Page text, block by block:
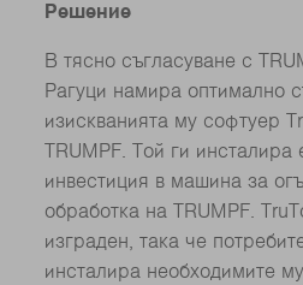
Решение
В тясно съгласуване с
Рагуци намира оптимално
изискванията му софтуер
TRUMPF. Той ги
инвестиция в машина за
обработка на TRUMPF.
изграден, така че
инсталира необходимите